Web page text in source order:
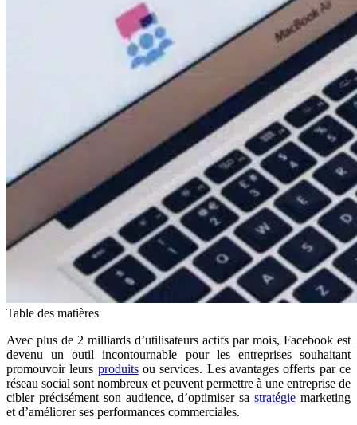
Table des matières
Avec plus de 2 milliards d’utilisateurs actifs par mois, Facebook est
devenu un outil incontournable pour les entreprises souhaitant
promouvoir leurs produitsou services. Les avantages offerts par ce
réseau social sont nombreux et peuvent permettre à une entreprise de
cibler précisément son audience, d’optimiser sastratégie marketing
et d’améliorer ses performances commerciales.